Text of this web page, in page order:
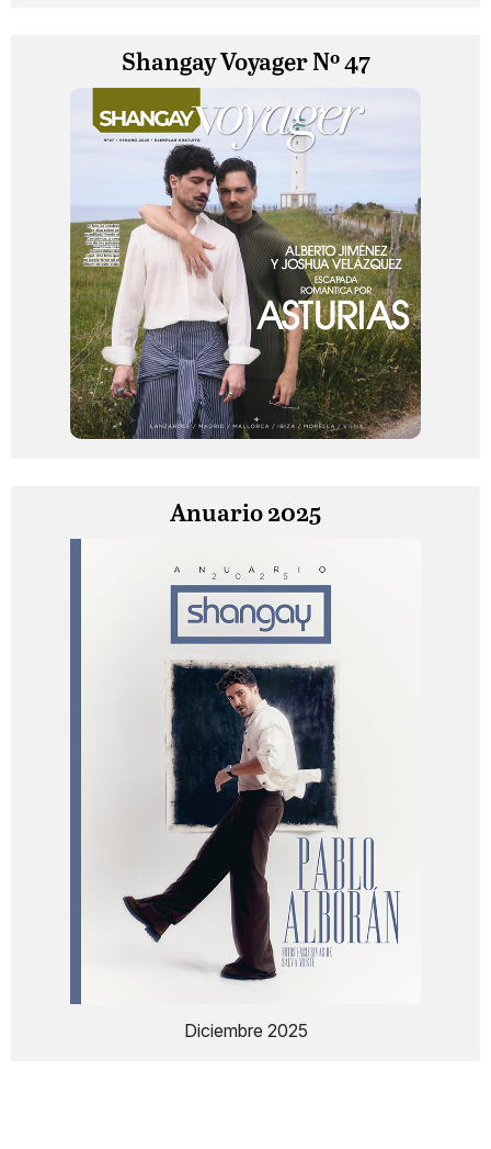
Shangay Voyager Nº 47
Anuario 2025
Diciembre 2025